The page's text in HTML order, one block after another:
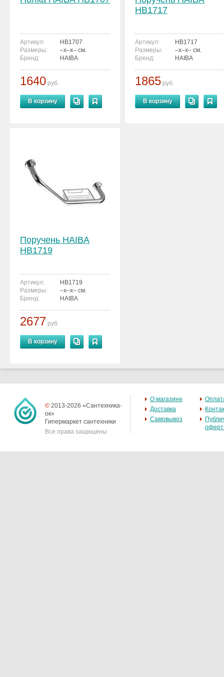
Артикул:
HB1707
Размеры:
–x–x– см.
Бренд:
HAIBA
1640 руб.
В корзину
HB1717
Артикул:
HB1717
Размеры:
–x–x– см.
Бренд:
HAIBA
1865 руб.
В корзину
Поручень HAIBA
HB1719
Артикул:
HB1719
Размеры:
–x–x– см.
Бренд:
HAIBA
2677 руб.
В корзину
© 2013-2026 «Сантехника-
ок»
Гипермаркет сантехники
Все права защищены
О магазине
Доставка
Самовывоз